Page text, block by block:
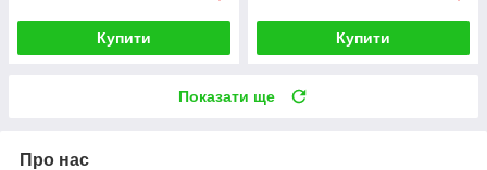
Купити Купити
Показати ще
Про нас